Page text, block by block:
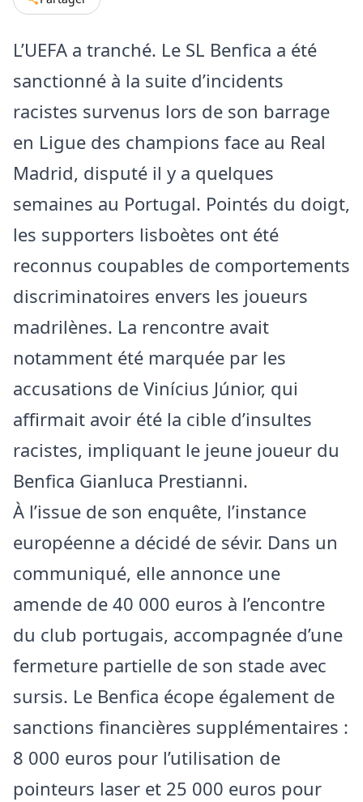
L’UEFA a tranché. Le SL Benfica a été
sanctionné à la suite d’incidents
racistes survenus lors de son barrage
en Ligue des champions face au Real
Madrid, disputé il y a quelques
semaines au Portugal. Pointés du doigt,
les supporters lisboètes ont été
reconnus coupables de comportements
discriminatoires envers les joueurs
madrilènes. La rencontre avait
notamment été marquée par les
accusations de Vinícius Júnior, qui
affirmait avoir été la cible d’insultes
racistes, impliquant le jeune joueur du
Benfica Gianluca Prestianni.
À l’issue de son enquête, l’instance
européenne a décidé de sévir. Dans un
communiqué, elle annonce une
amende de 40 000 euros à l’encontre
du club portugais, accompagnée d’une
fermeture partielle de son stade avec
sursis. Le Benfica écope également de
sanctions financières supplémentaires :
8 000 euros pour l’utilisation de
pointeurs laser et 25 000 euros pour